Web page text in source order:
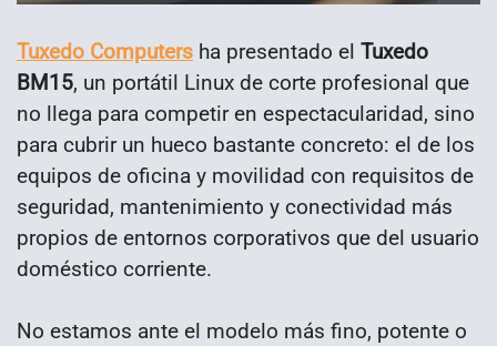
Tuxedo Computers ha presentado el Tuxedo
BM15, un portátil Linux de corte profesional que
no llega para competir en espectacularidad, sino
para cubrir un hueco bastante concreto: el de los
equipos de oficina y movilidad con requisitos de
seguridad, mantenimiento y conectividad más
propios de entornos corporativos que del usuario
doméstico corriente.
No estamos ante el modelo más fino, potente o